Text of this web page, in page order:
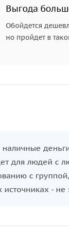
Выгода
Обойдется
но пройдет в
наличные
для людей с
с
-